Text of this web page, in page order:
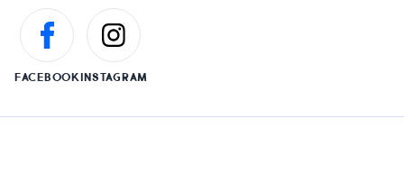
FACEBOOKINSTAGRAM